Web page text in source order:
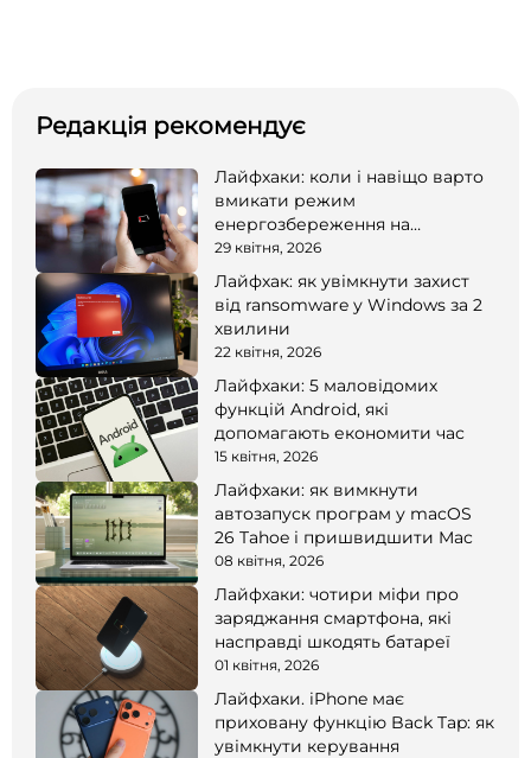
Редакція рекомендує
Лайфхаки: коли і навіщо варто
вмикати режим
енергозбереження на
смартфоні
29 квітня, 2026
Лайфхак: як увімкнути захист
від ransomware у Windows за 2
хвилини
22 квітня, 2026
Лайфхаки: 5 маловідомих
функцій Android, які
допомагають економити час
15 квітня, 2026
Лайфхаки: як вимкнути
автозапуск програм у macOS
26 Tahoe і пришвидшити Mac
08 квітня, 2026
Лайфхаки: чотири міфи про
заряджання смартфона, які
насправді шкодять батареї
01 квітня, 2026
Лайфхаки. iPhone має
приховану функцію Back Tap: як
увімкнути керування